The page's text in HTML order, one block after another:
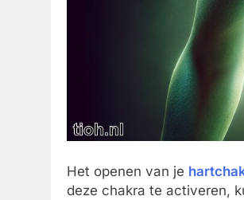
Het openen van je
deze chakra te activeren,